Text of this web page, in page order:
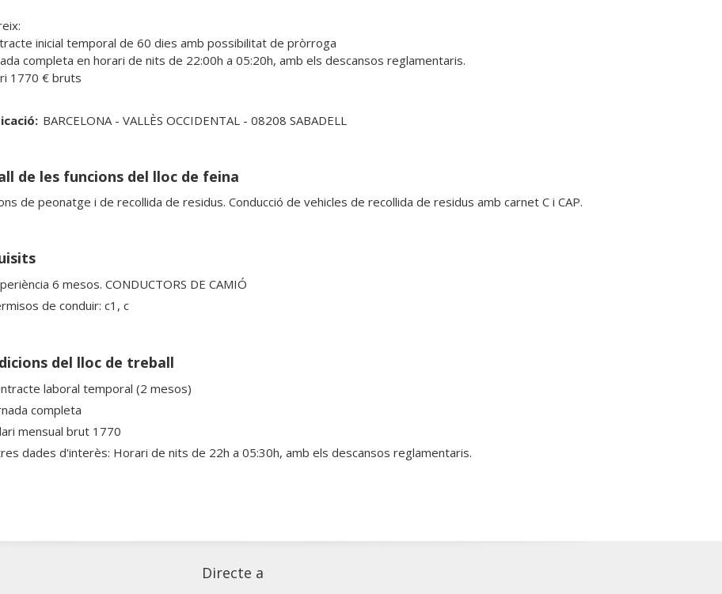
inicial temporal de 60 dies amb possibilitat de pròrroga
completa en horari de nits de 22:00h a 05:20h, amb els descansos reglamentaris.
BARCELONA - VALLÈS OCCIDENTAL - 08208 SABADELL
de les funcions del lloc de feina
de peonatge i de recollida de residus. Conducció de vehicles de recollida de residus amb carnet C i CAP.
6 mesos. CONDUCTORS DE CAMIÓ
de conduir: c1, c
del lloc de treball
laboral temporal (2 mesos)
completa
mensual brut 1770
dades d'interès: Horari de nits de 22h a 05:30h, amb els descansos reglamentaris.
Directe a